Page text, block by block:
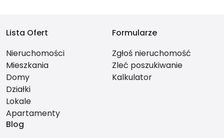
Lista Ofert
Nieruchomości
Mieszkania
Domy
Działki
Lokale
Apartamenty
Formularze
Zgłoś nieruchomość
Zleć poszukiwanie
Kalkulator
Blog